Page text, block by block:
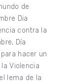
de
Dia
contra la
Día
hacer un
la Violencia
lema de la